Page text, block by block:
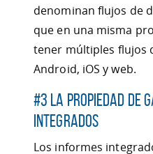
denominan flujos de
que en una misma
tener múltiples flujos
Android, iOS y web.
#3 La propiedad de
integrados
Los informes